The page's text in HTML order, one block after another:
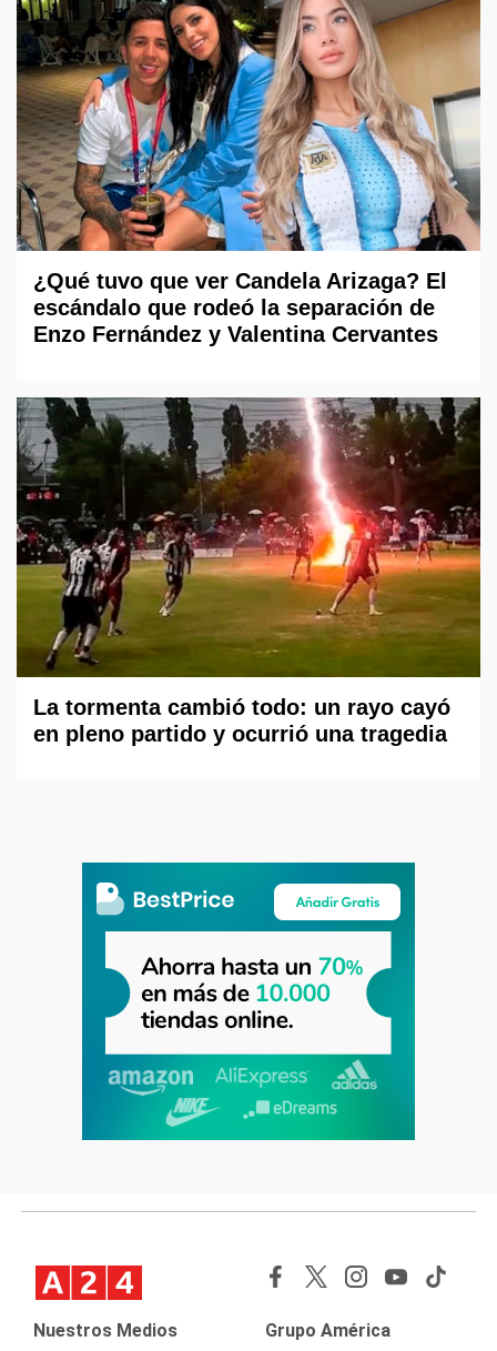
¿Qué tuvo que ver Candela Arizaga? El
escándalo que rodeó la separación de
Enzo Fernández y Valentina Cervantes
La tormenta cambió todo: un rayo cayó
en pleno partido y ocurrió una tragedia
Nuestros Medios Grupo América